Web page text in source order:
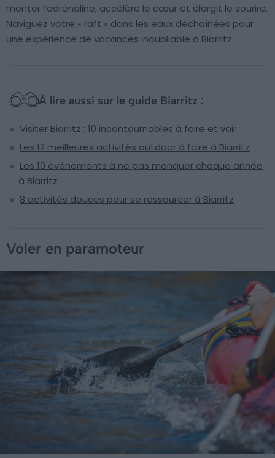
monter l’adrénaline, accélère le cœur et élargit le sourire.
Naviguez votre « raft » dans les eaux déchaînées pour
une expérience de vacances inoubliable à Biarritz.
À lire aussi sur le guide Biarritz :
Visiter Biarritz : 10 incontournables à faire et voir
Les 12 meilleures activités outdoor à faire à Biarritz
Les 10 événements à ne pas manquer chaque année
à Biarritz
8 activités douces pour se ressourcer à Biarritz
Voler en paramoteur